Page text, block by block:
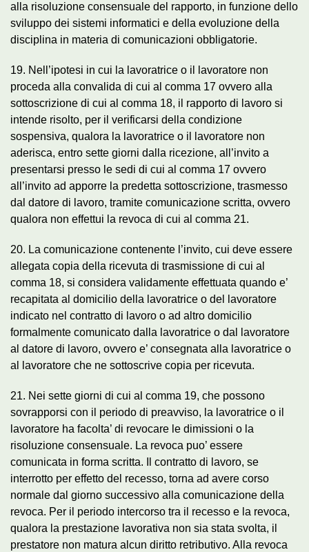
alla risoluzione consensuale del rapporto, in funzione dello
sviluppo dei sistemi informatici e della evoluzione della
disciplina in materia di comunicazioni obbligatorie.
19. Nell’ipotesi in cui la lavoratrice o il lavoratore non
proceda alla convalida di cui al comma 17 ovvero alla
sottoscrizione di cui al comma 18, il rapporto di lavoro si
intende risolto, per il verificarsi della condizione
sospensiva, qualora la lavoratrice o il lavoratore non
aderisca, entro sette giorni dalla ricezione, all’invito a
presentarsi presso le sedi di cui al comma 17 ovvero
all’invito ad apporre la predetta sottoscrizione, trasmesso
dal datore di lavoro, tramite comunicazione scritta, ovvero
qualora non effettui la revoca di cui al comma 21.
20. La comunicazione contenente l’invito, cui deve essere
allegata copia della ricevuta di trasmissione di cui al
comma 18, si considera validamente effettuata quando e’
recapitata al domicilio della lavoratrice o del lavoratore
indicato nel contratto di lavoro o ad altro domicilio
formalmente comunicato dalla lavoratrice o dal lavoratore
al datore di lavoro, ovvero e’ consegnata alla lavoratrice o
al lavoratore che ne sottoscrive copia per ricevuta.
21. Nei sette giorni di cui al comma 19, che possono
sovrapporsi con il periodo di preavviso, la lavoratrice o il
lavoratore ha facolta’ di revocare le dimissioni o la
risoluzione consensuale. La revoca puo’ essere
comunicata in forma scritta. Il contratto di lavoro, se
interrotto per effetto del recesso, torna ad avere corso
normale dal giorno successivo alla comunicazione della
revoca. Per il periodo intercorso tra il recesso e la revoca,
qualora la prestazione lavorativa non sia stata svolta, il
prestatore non matura alcun diritto retributivo. Alla revoca